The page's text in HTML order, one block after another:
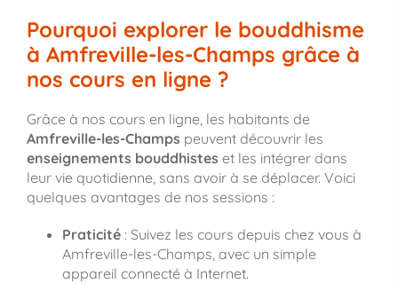
Pourquoi explorer le bouddhisme
à Amfreville-les-Champs grâce à
nos cours en ligne ?
Grâce à nos cours en ligne, les habitants de
Amfreville-les-Champs peuvent découvrir les
enseignements bouddhistes et les intégrer dans
leur vie quotidienne, sans avoir à se déplacer. Voici
quelques avantages de nos sessions :
Praticité: Suivez les cours depuis chez vous à
Amfreville-les-Champs, avec un simple
appareil connecté à Internet.